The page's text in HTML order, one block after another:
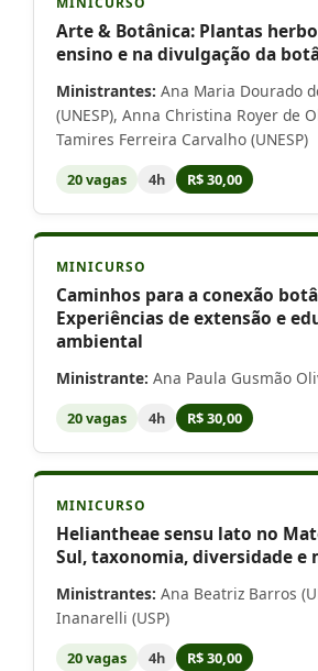
Arte & Botânica: Plantas
ensino e na divulgação da
Ministrantes: Ana Maria Dourado
(UNESP), Anna Christina Royer de
Tamires Ferreira Carvalho (UNESP)
20 vagas 4h R$ 30,00
MINICURSO
Caminhos para a conexão
Experiências de extensão e
ambiental
Ministrante: Ana Paula Gusmão
20 vagas 4h R$ 30,00
MINICURSO
Heliantheae sensu lato no
Sul, taxonomia, diversidade e
Ministrantes: Ana Beatriz Barros
Inanarelli (USP)
20 vagas 4h R$ 30,00